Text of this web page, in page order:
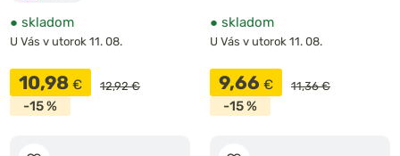
● skladom
U Vás v utorok 11. 08.
10,98 € 12,92 €
-15 %
● skladom
U Vás v utorok 11. 08.
9,66 € 11,36 €
-15 %